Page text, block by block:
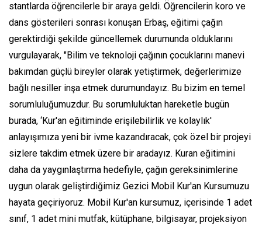
stantlarda öğrencilerle bir araya geldi. Öğrencilerin koro ve
dans gösterileri sonrası konuşan Erbaş, eğitimi çağın
gerektirdiği şekilde güncellemek durumunda olduklarını
vurgulayarak, "Bilim ve teknoloji çağının çocuklarını manevi
bakımdan güçlü bireyler olarak yetiştirmek, değerlerimize
bağlı nesiller inşa etmek durumundayız. Bu bizim en temel
sorumluluğumuzdur. Bu sorumluluktan hareketle bugün
burada, ‘Kur'an eğitiminde erişilebilirlik ve kolaylık'
anlayışımıza yeni bir ivme kazandıracak, çok özel bir projeyi
sizlere takdim etmek üzere bir aradayız. Kuran eğitimini
daha da yaygınlaştırma hedefiyle, çağın gereksinimlerine
uygun olarak geliştirdiğimiz Gezici Mobil Kur'an Kursumuzu
hayata geçiriyoruz. Mobil Kur'an kursumuz, içerisinde 1 adet
sınıf, 1 adet mini mutfak, kütüphane, bilgisayar, projeksiyon